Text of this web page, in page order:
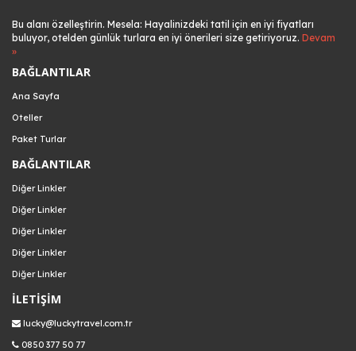
Bu alanı özelleştirin. Mesela: Hayalinizdeki tatil için en iyi fiyatları
buluyor, otelden günlük turlara en iyi önerileri size getiriyoruz. Devam
»
BAĞLANTILAR
Ana Sayfa
Oteller
Paket Turlar
BAĞLANTILAR
Diğer Linkler
Diğer Linkler
Diğer Linkler
Diğer Linkler
Diğer Linkler
İLETİŞİM
lucky@luckytravel.com.tr
0850 377 50 77